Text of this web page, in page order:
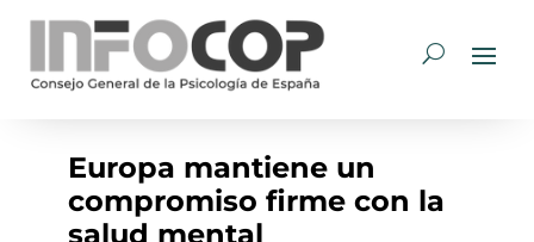
Europa mantiene un
compromiso firme con la
salud mental